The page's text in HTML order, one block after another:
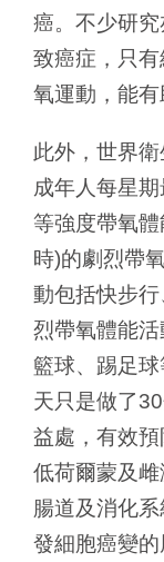
癌。不少研
致癌症，只
氧運動，能有
此外，世界
成年人每星
等強度帶氧
時)的劇烈帶
動包括快步
烈帶氧體能
籃球、踢足
天只是做了
益處，有效
低荷爾蒙及
腸道及消化
發細胞癌變的